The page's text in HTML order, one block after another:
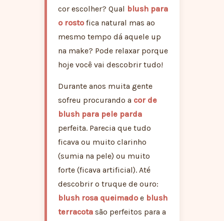
cor escolher? Qual blush para
o rostofica natural mas ao
mesmo tempo dá aquele up
na make? Pode relaxar porque
hoje você vai descobrir tudo!
Durante anos muita gente
sofreu procurando a cor de
blush para pele parda
perfeita. Parecia que tudo
ficava ou muito clarinho
(sumia na pele) ou muito
forte (ficava artificial). Até
descobrir o truque de ouro:
blush rosa queimadoe blush
terracotasão perfeitos para a